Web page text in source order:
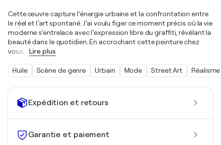
Expédition et retours
Garantie et paiement
Cette œuvre capture l’énergie urbaine et la confrontation entre
le réel et l’art spontané. J’ai voulu figer ce moment précis où la vie
moderne s’entrelace avec l’expression libre du graffiti, révélant la
beauté dans le quotidien. En accrochant cette peinture chez
vous,… Lire plus
Huile Scène de genre Urbain Mode Street Art Réalisme